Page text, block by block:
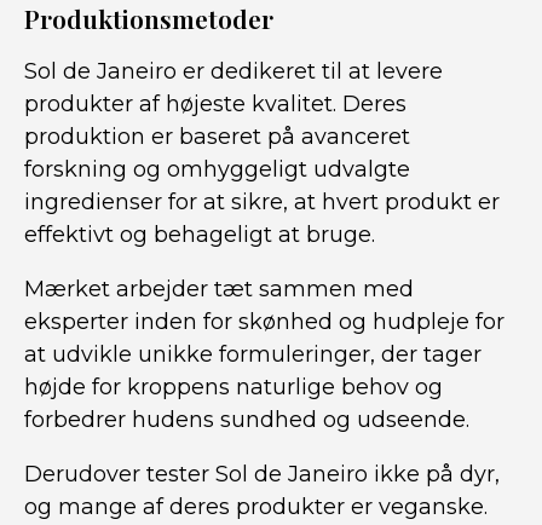
Produktionsmetoder
Sol de Janeiro er dedikeret til at levere
produkter af højeste kvalitet. Deres
produktion er baseret på avanceret
forskning og omhyggeligt udvalgte
ingredienser for at sikre, at hvert produkt er
effektivt og behageligt at bruge.
Mærket arbejder tæt sammen med
eksperter inden for skønhed og hudpleje for
at udvikle unikke formuleringer, der tager
højde for kroppens naturlige behov og
forbedrer hudens sundhed og udseende.
Derudover tester Sol de Janeiro ikke på dyr,
og mange af deres produkter er veganske.